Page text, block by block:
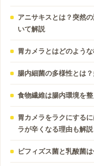
アニサキスとは？突然
いて解説
胃カメラとはどのよう
腸内細菌の多様性とは
食物繊維は腸内環境を
胃カメラをラクにする
ラが辛くなる理由も解説
ビフィズス菌と乳酸菌